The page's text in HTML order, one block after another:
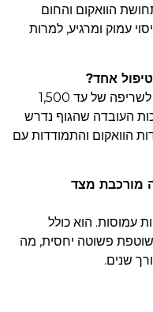
הוואקום והחום
עמוק ומרגיע, למרות
אחד?
הודות לשילוב הטכנולוגיות, ניתן להגיע לשריפה של עד 1,500
וזאת בזכות העובדה שהגוף נדרש
הוואקום והתמודדות עם
מורכבת מצד
עמוסות. הוא כולל
שוטפת פשוטה יחסית, מה
שנים.